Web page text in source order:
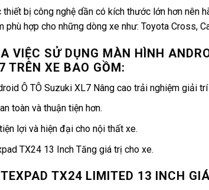
thiết bị công nghệ dần có kích thước lớn hơn nên
phù hợp cho những dòng xe như: Toyota Cross,
VIỆC SỬ DỤNG MÀN HÌNH
TRÊN XE BAO GỒM:
Ô TÔ Suzuki XL7 Nâng cao trải nghiệm giải
toàn và thuận tiện hơn.
lợi và hiện đại cho nội thất xe.
TX24 13 Inch Tăng giá trị cho xe.
TX24 LIMITED 13 INCH